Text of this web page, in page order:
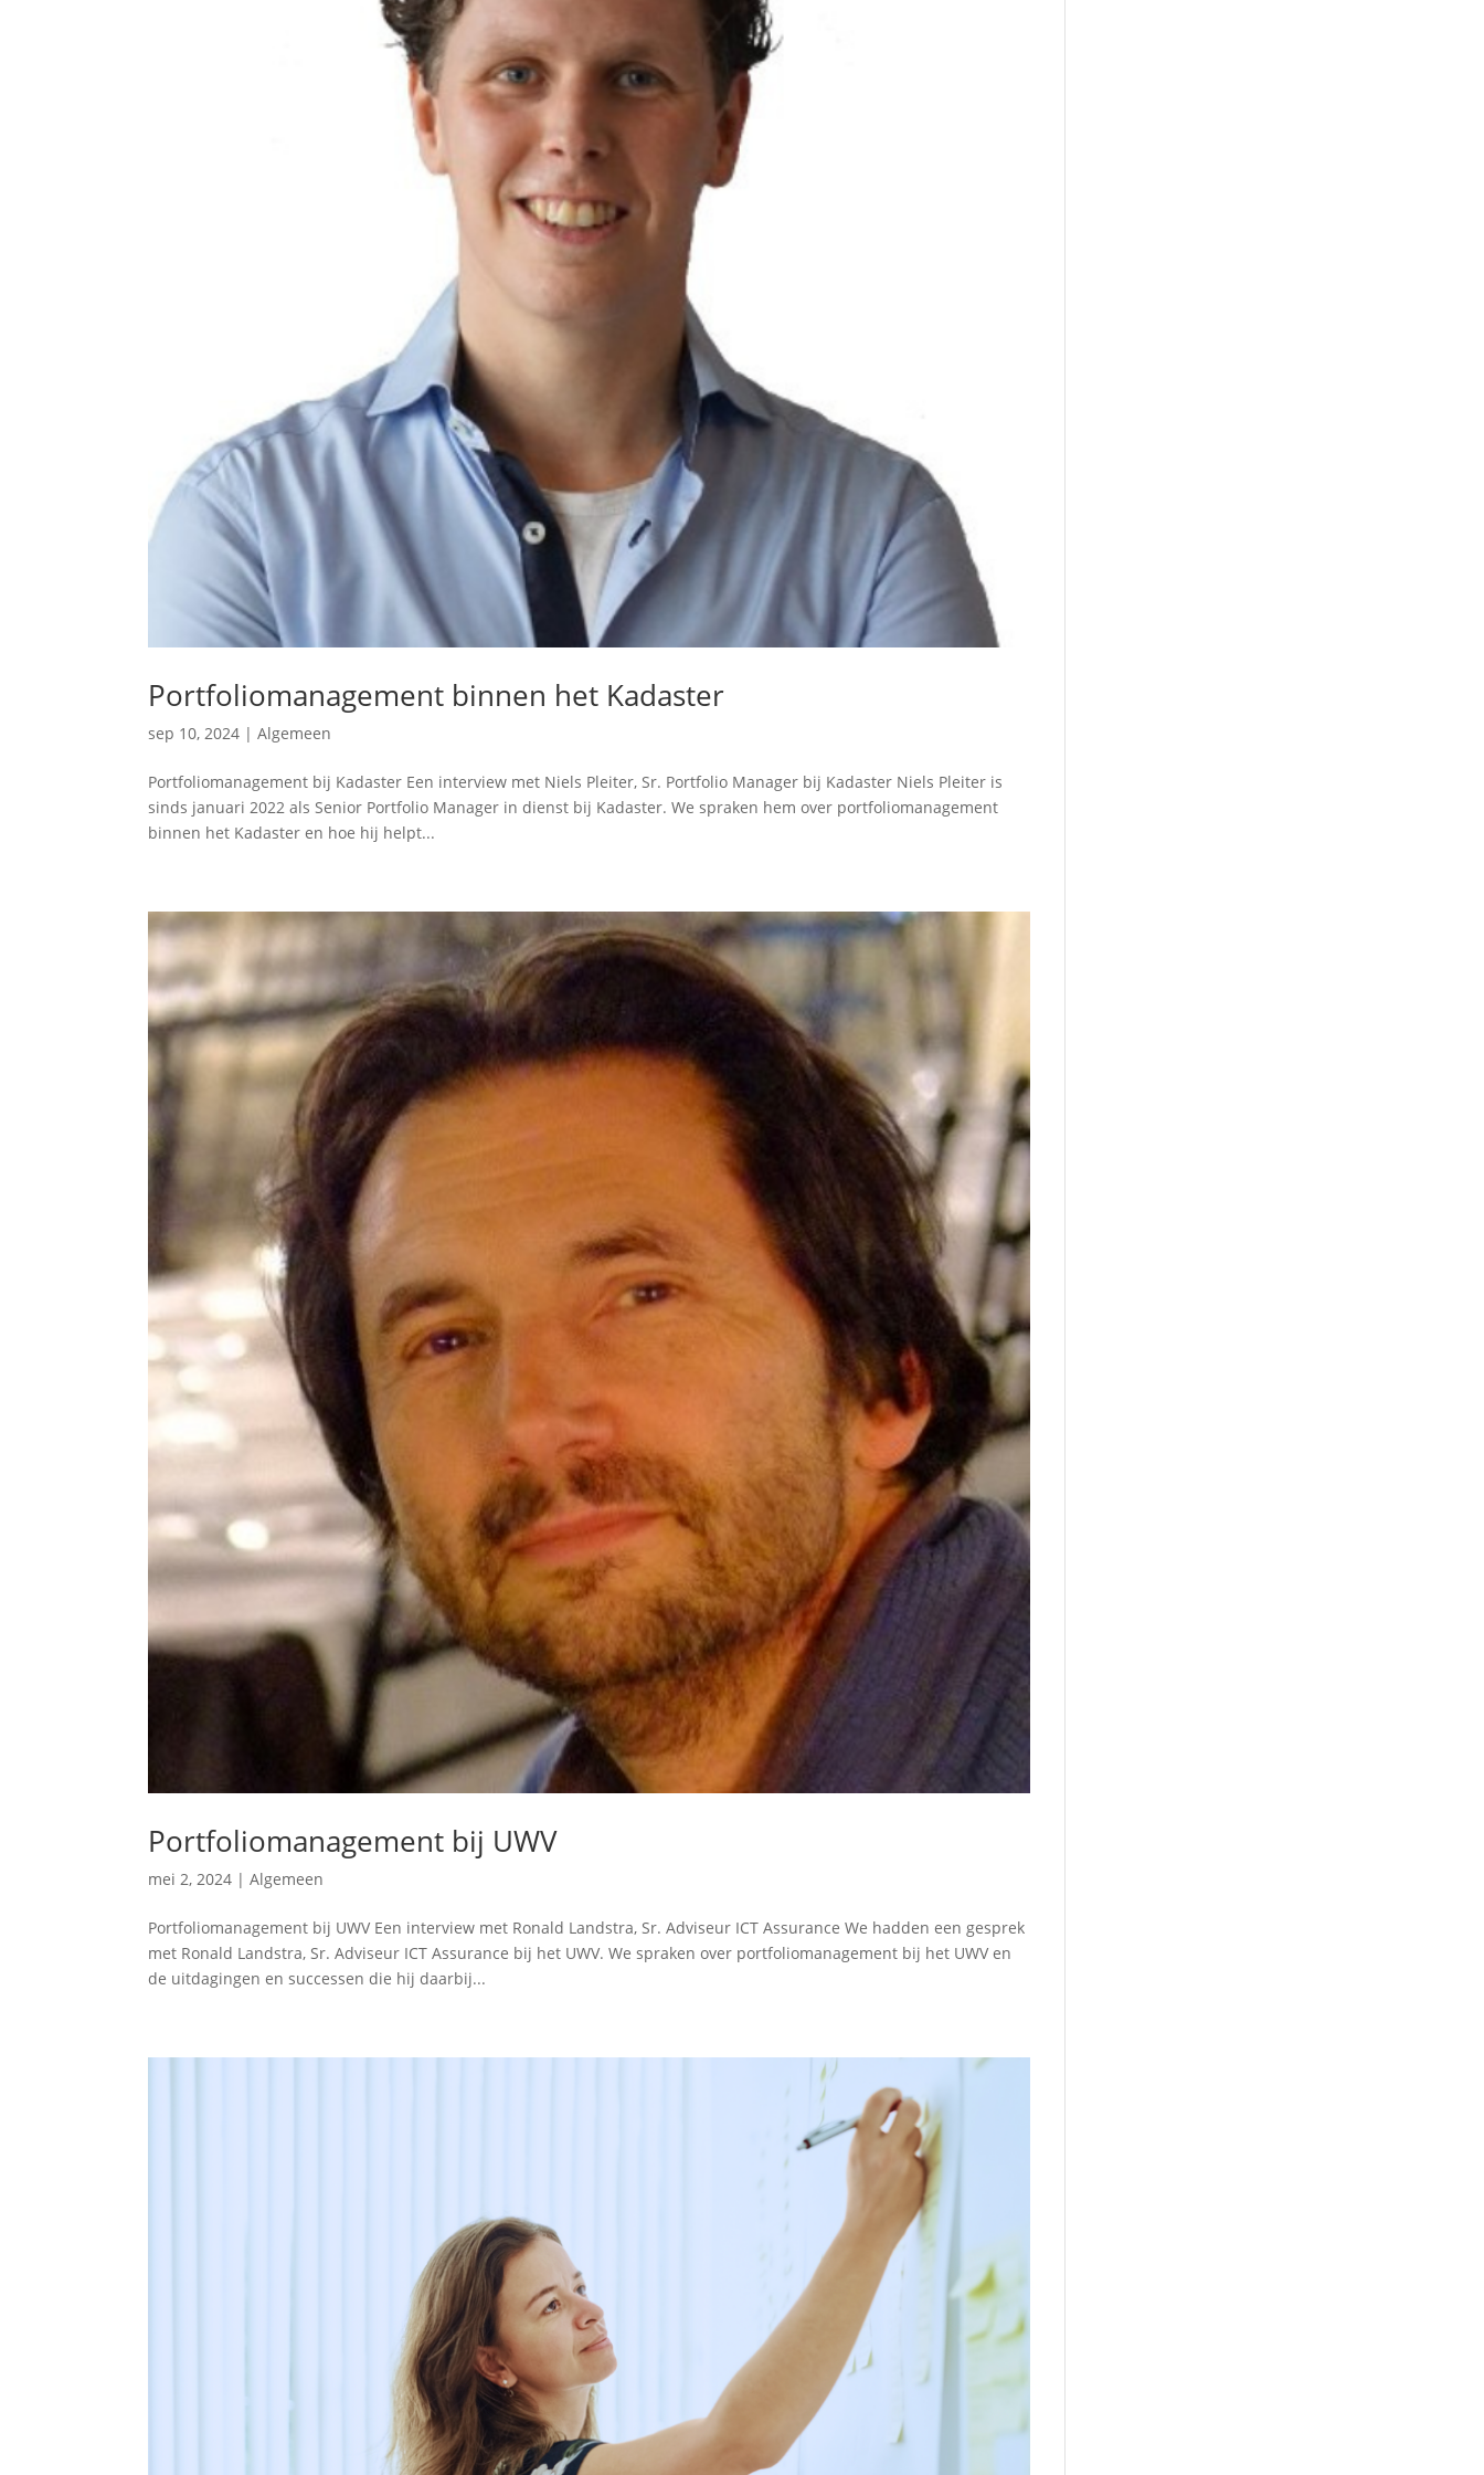
Portfoliomanagement binnen het Kadaster
sep 10, 2024 |Algemeen
Portfoliomanagement bij Kadaster Een interview met Niels Pleiter, Sr. Portfolio Manager bij Kadaster Niels Pleiter is
sinds januari 2022 als Senior Portfolio Manager in dienst bij Kadaster. We spraken hem over portfoliomanagement
binnen het Kadaster en hoe hij helpt...
Portfoliomanagement bij UWV
mei 2, 2024 |Algemeen
Portfoliomanagement bij UWV Een interview met Ronald Landstra, Sr. Adviseur ICT Assurance We hadden een gesprek
met Ronald Landstra, Sr. Adviseur ICT Assurance bij het UWV. We spraken over portfoliomanagement bij het UWV en
de uitdagingen en successen die hij daarbij...